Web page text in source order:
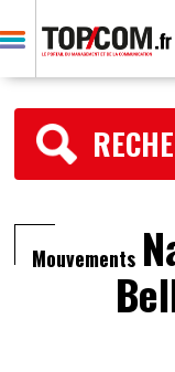
Mouvements